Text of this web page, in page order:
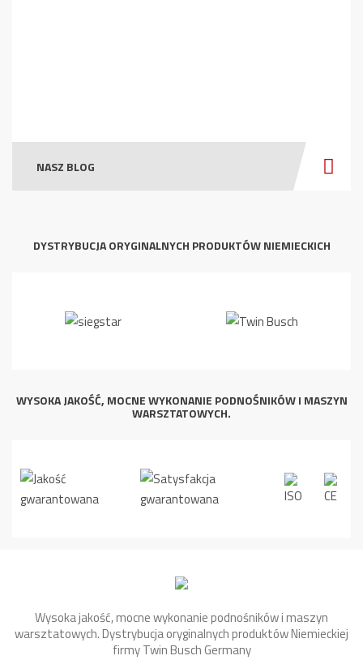
NASZ BLOG
DYSTRYBUCJA ORYGINALNYCH PRODUKTÓW NIEMIECKICH
WYSOKA JAKOŚĆ, MOCNE WYKONANIE PODNOŚNIKÓW I MASZYN
WARSZTATOWYCH.
Wysoka jakość, mocne wykonanie podnośników i maszyn
warsztatowych. Dystrybucja oryginalnych produktów Niemieckiej
firmy Twin Busch Germany